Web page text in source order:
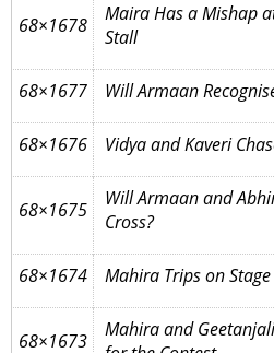
68×1678
Maira Has a Mishap
Stall
68×1677 Will Armaan
68×1676 Vidya and Kaveri
68×1675
Will Armaan and
Cross?
68×1674 Mahira Trips on Stage
68×1673
Mahira and